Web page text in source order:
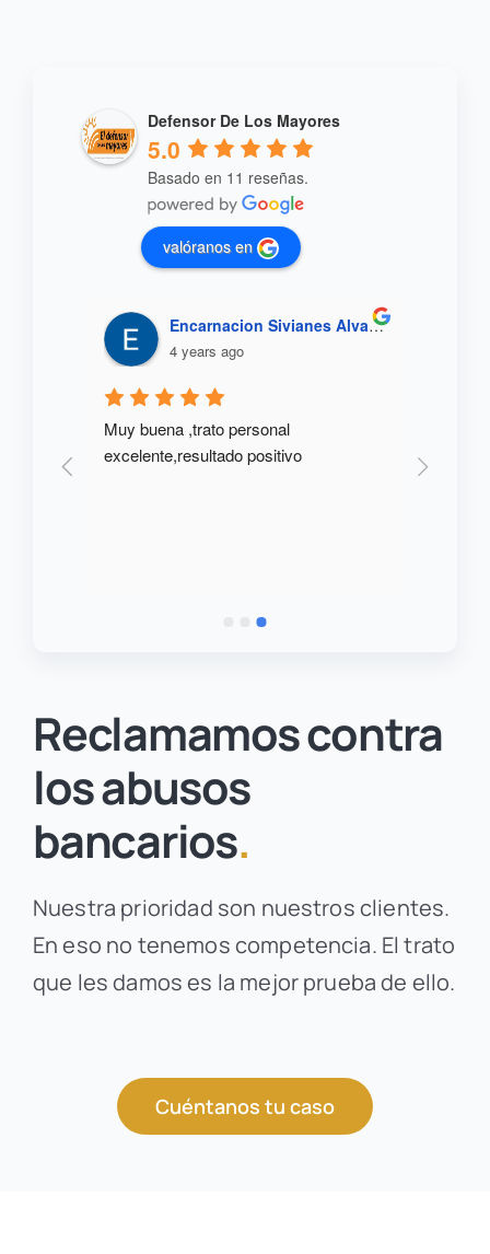
Defensor De Los Mayores
5.0
Basado en 11 reseñas.
valóranos en
Encarnacion Sivianes Alvares
4 years ago
Muy buena ,trato personal
excelente,resultado positivo
Reclamamos contra
los abusos
bancarios.
Nuestra prioridad son nuestros clientes.
En eso no tenemos competencia. El trato
que les damos es la mejor prueba de ello.
Cuéntanos tu caso